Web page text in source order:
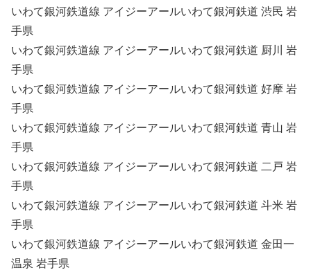
いわて銀河鉄道線 アイジーアールいわて銀河鉄道 渋民 岩
手県
いわて銀河鉄道線 アイジーアールいわて銀河鉄道 厨川 岩
手県
いわて銀河鉄道線 アイジーアールいわて銀河鉄道 好摩 岩
手県
いわて銀河鉄道線 アイジーアールいわて銀河鉄道 青山 岩
手県
いわて銀河鉄道線 アイジーアールいわて銀河鉄道 二戸 岩
手県
いわて銀河鉄道線 アイジーアールいわて銀河鉄道 斗米 岩
手県
いわて銀河鉄道線 アイジーアールいわて銀河鉄道 金田一
温泉 岩手県